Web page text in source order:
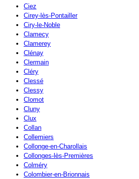
Ciez
Cirey-lès-Pontailler
Ciry-le-Noble
Clamecy
Clamerey
Clénay
Clermain
Cléry
Clessé
Clessy
Clomot
Cluny
Clux
Collan
Collemiers
Collonge-en-Charollais
Collonges-lès-Premières
Colméry
Colombier-en-Brionnais